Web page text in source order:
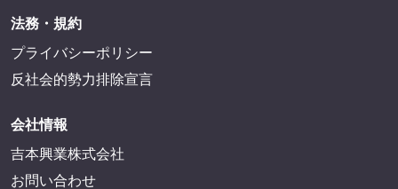
法務・規約
プライバシーポリシー
反社会的勢力排除宣言
会社情報
吉本興業株式会社
お問い合わせ